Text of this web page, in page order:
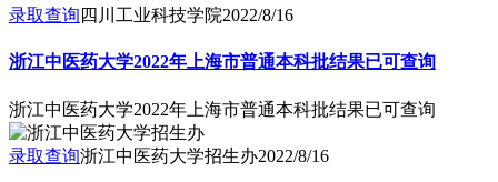
录取查询 四川工业科技学院2022/8/16
浙江中医药大学2022年上海市普通本科批结果已可查询
浙江中医药大学2022年上海市普通本科批结果已可查询
录取查询浙江中医药大学招生办2022/8/16